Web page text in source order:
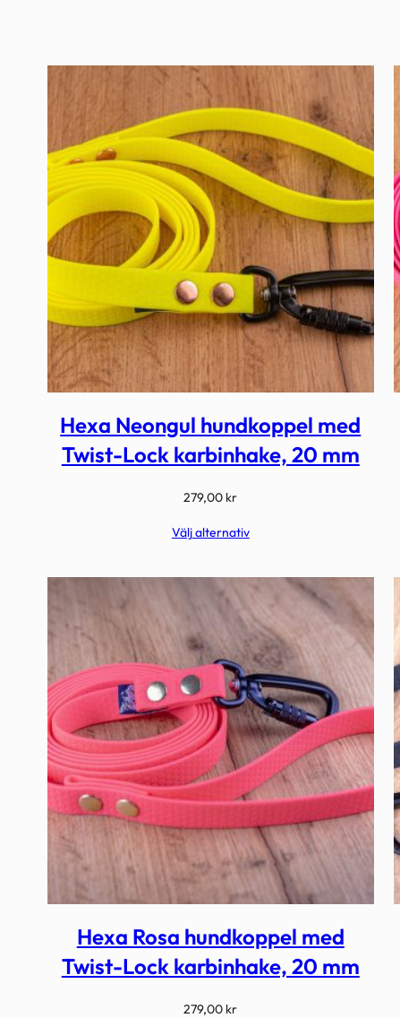
Hexa Neongul hundkoppel med
Twist-Lock karbinhake, 20 mm
279,00 kr
Välj alternativ
Hexa Rosa hundkoppel med
Twist-Lock karbinhake, 20 mm
279,00 kr